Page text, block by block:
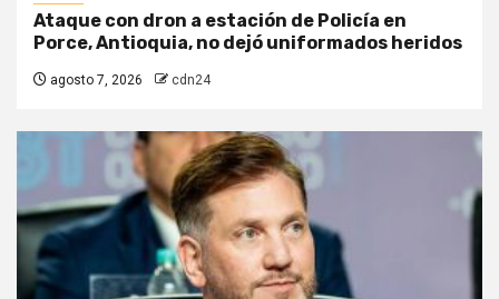
Ataque con dron a estación de Policía en
Porce, Antioquia, no dejó uniformados heridos
agosto 7, 2026 cdn24